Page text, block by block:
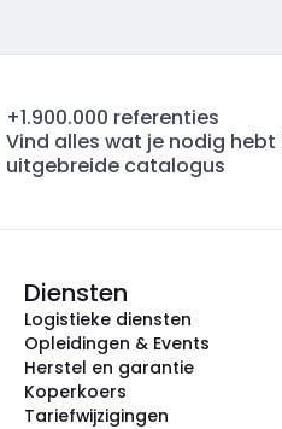
+1.900.000 referenties
Vind alles wat je nodig hebt
uitgebreide catalogus
Diensten
Logistieke diensten
Opleidingen & Events
Herstel en garantie
Koperkoers
Tariefwijzigingen